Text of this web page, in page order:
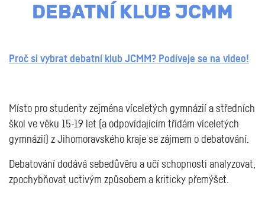
DEBATNÍ KLUB JCMM
Proč si vybrat debatní klub JCMM? Podíveje se na video!
Místo pro studenty zejména víceletých gymnázií a středních
škol ve věku 15-19 let (a odpovídajícím třídám víceletých
gymnázií) z Jihomoravského kraje se zájmem o debatování.
Debatování dodává sebedůvěru a učí schopnosti analyzovat,
zpochybňovat uctivým způsobem a kriticky přemýšet.